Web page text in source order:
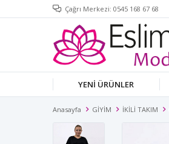
Çağrı Merkezi: 0545 168 67 68
YENİ ÜRÜNLER
Anasayfa GİYİM İKİLİ TAKIM